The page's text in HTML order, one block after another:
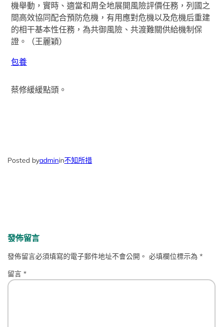
機舉動，實時、適當和周全地展開風險評價任務，列國之
間高效協同配合預防危機，有用應對危機以及危機后重建
的相干基本性任務，為共御風險、共渡難關供給機制保
證。（王麗穎）
包養
蔡修緩緩點頭。
Posted byadminin不知所措
發佈留言
發佈留言必須填寫的電子郵件地址不會公開。 必填欄位標示為*
留言*